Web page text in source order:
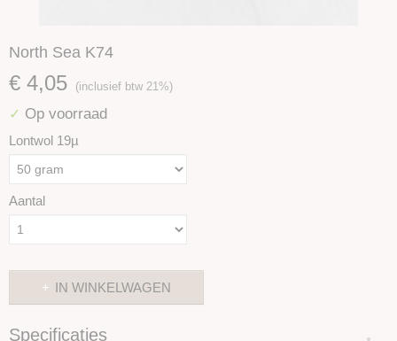
North Sea K74
€ 4,05 (inclusief btw 21%)
✓ Op voorraad
Lontwol 19µ
Aantal
IN WINKELWAGEN
Specificaties